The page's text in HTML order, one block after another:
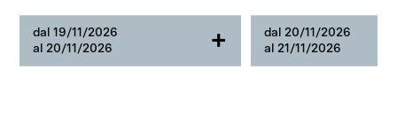
dal 19/11/2026
al 20/11/2026
+
dal 20/11/2026
al 21/11/2026